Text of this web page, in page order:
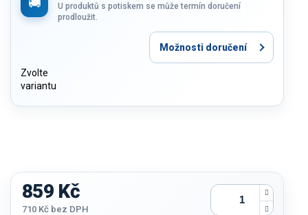
Zvolte
variantu
U produktů s potiskem se může termín doručení
prodloužit.
Možnosti doručení
859 Kč
710 Kč bez DPH